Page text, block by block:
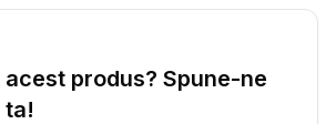
produs? Spune-ne
ta!